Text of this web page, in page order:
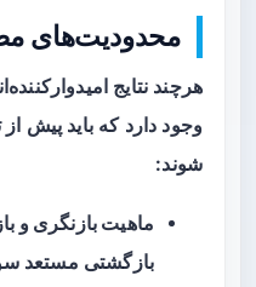
محدودیت‌های
هرچند نتایج
وجود دارد که باید پیش
شوند:
ماهیت بازنگری و
بازگشتی مستعد